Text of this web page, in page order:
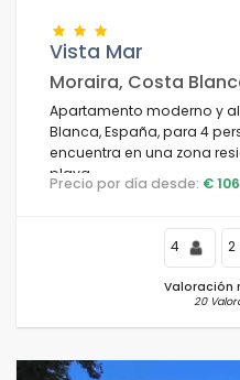
Servicios populares
Condiciones
Vista Mar
Moraira, Costa
Apartamento moderno y
Blanca, España, para 4
encuentra en una zona
playa.
Precio por día desde: € 106
4 2
Valoración
20